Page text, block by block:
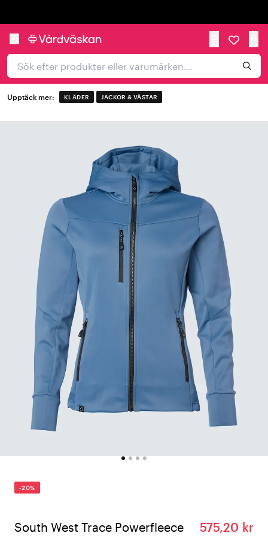
Upptäck mer: KLÄDER JACKOR & VÄSTAR
-20%
South West Trace Powerfleece
575,20 kr